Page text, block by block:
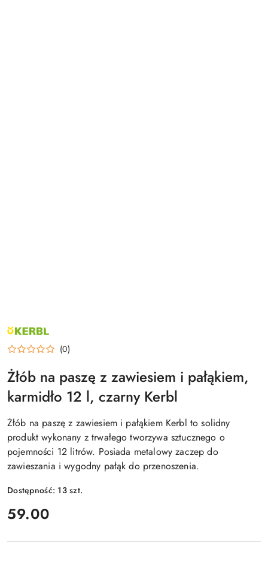
NAZWA
PRODUCENTA:
KERBL (0)
Żłób na paszę z zawiesiem i pałąkiem,
karmidło 12 l, czarny Kerbl
Żłób na paszę z zawiesiem i pałąkiem Kerbl to solidny
produkt wykonany z trwałego tworzywa sztucznego o
pojemności 12 litrów. Posiada metalowy zaczep do
zawieszania i wygodny pałąk do przenoszenia.
Dostępność: 13szt.
cena:
59.00